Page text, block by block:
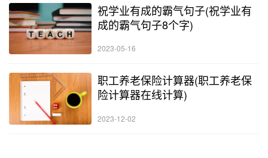
祝学业有成的霸气句子(祝学业有
成的霸气句子8个字)
2023-05-16
职工养老保险计算器(职工养老保
险计算器在线计算)
2023-12-02